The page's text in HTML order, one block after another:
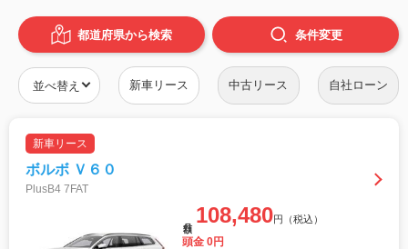
都道府県から検索 条件変更
新車リース 中古リース 自社ローン
新車リース
ボルボ Ｖ６０
PlusB4 7FAT
108,480円（税込）
頭金 0円